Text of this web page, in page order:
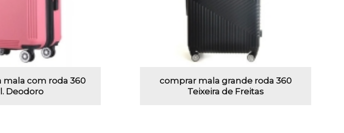
com roda 360
Deodoro
comprar mala grande roda 360
Teixeira de Freitas